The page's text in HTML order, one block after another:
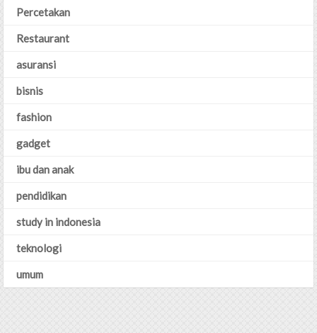
Percetakan
Restaurant
asuransi
bisnis
fashion
gadget
ibu dan anak
pendidikan
study in indonesia
teknologi
umum